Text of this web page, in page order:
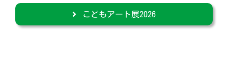
こどもアート展2026